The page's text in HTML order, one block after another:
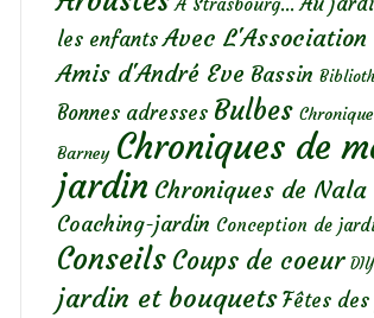
les enfants Avec L'Association
Amis d'André Eve Bassin
Bonnes adresses Bulbes
Barney Chroniques de
jardin Chroniques de Nala
Coaching-jardin Conception de
Conseils Coups de coeur DIY
jardin et bouquets Fêtes